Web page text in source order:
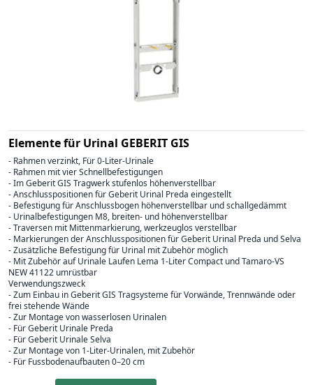
Elemente für Urinal GEBERIT GIS
- Rahmen verzinkt, Für 0-Liter-Urinale
- Rahmen mit vier Schnellbefestigungen
- Im Geberit GIS Tragwerk stufenlos höhenverstellbar
- Anschlusspositionen für Geberit Urinal Preda eingestellt
- Befestigung für Anschlussbogen höhenverstellbar und schallgedämmt
- Urinalbefestigungen M8, breiten- und höhenverstellbar
- Traversen mit Mittenmarkierung, werkzeuglos verstellbar
- Markierungen der Anschlusspositionen für Geberit Urinal Preda und Selva
- Zusätzliche Befestigung für Urinal mit Zubehör möglich
- Mit Zubehör auf Urinale Laufen Lema 1-Liter Compact und Tamaro-VS
NEW 41122 umrüstbar
Verwendungszweck
- Zum Einbau in Geberit GIS Tragsysteme für Vorwände, Trennwände oder
frei stehende Wände
- Zur Montage von wasserlosen Urinalen
- Für Geberit Urinale Preda
- Für Geberit Urinale Selva
- Zur Montage von 1-Liter-Urinalen, mit Zubehör
- Für Fussbodenaufbauten 0–20 cm